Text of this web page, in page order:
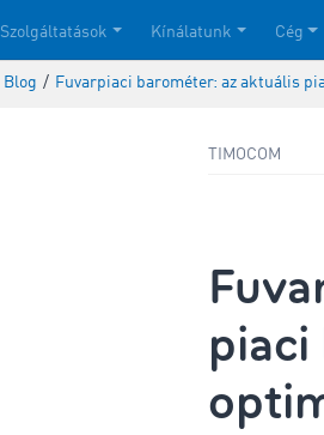
Szolgáltatások Kínálatunk Cég
Blog / Fuvarpiaci barométer: az aktuális
TIMOCOM